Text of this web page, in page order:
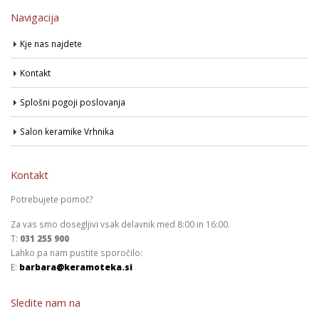
Navigacija
Kje nas najdete
Kontakt
Splošni pogoji poslovanja
Salon keramike Vrhnika
Kontakt
Potrebujete pomoč?
Za vas smo dosegljivi vsak delavnik med 8:00 in 16:00.
T: 031 255 900
Lahko pa nam pustite sporočilo:
E: barbara@keramoteka.si
Sledite nam na